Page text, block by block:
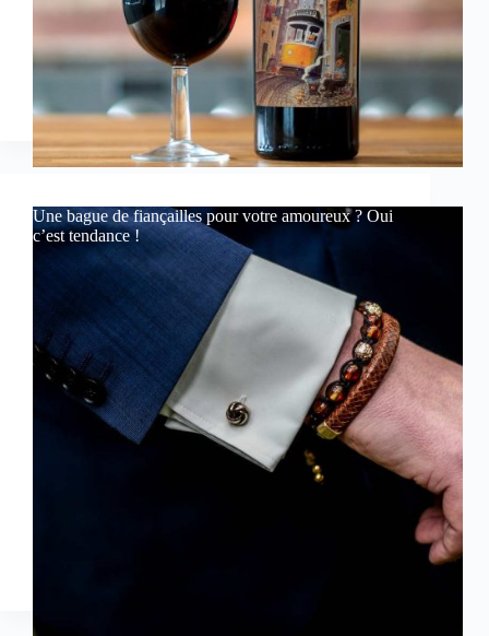
Une bague de fiançailles pour votre amoureux ? Oui
c’est tendance !